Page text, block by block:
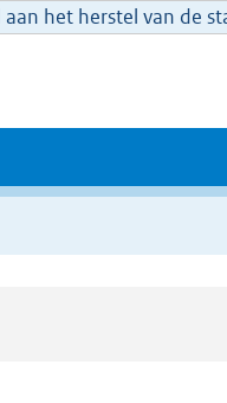
het herstel van de